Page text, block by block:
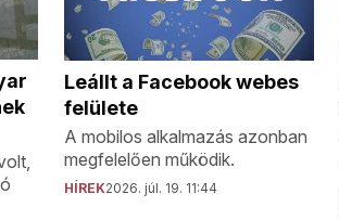
Leállt a Facebook webes
felülete
A mobilos alkalmazás azonban
megfelelően működik.
HÍREK2026. júl. 19. 11:44